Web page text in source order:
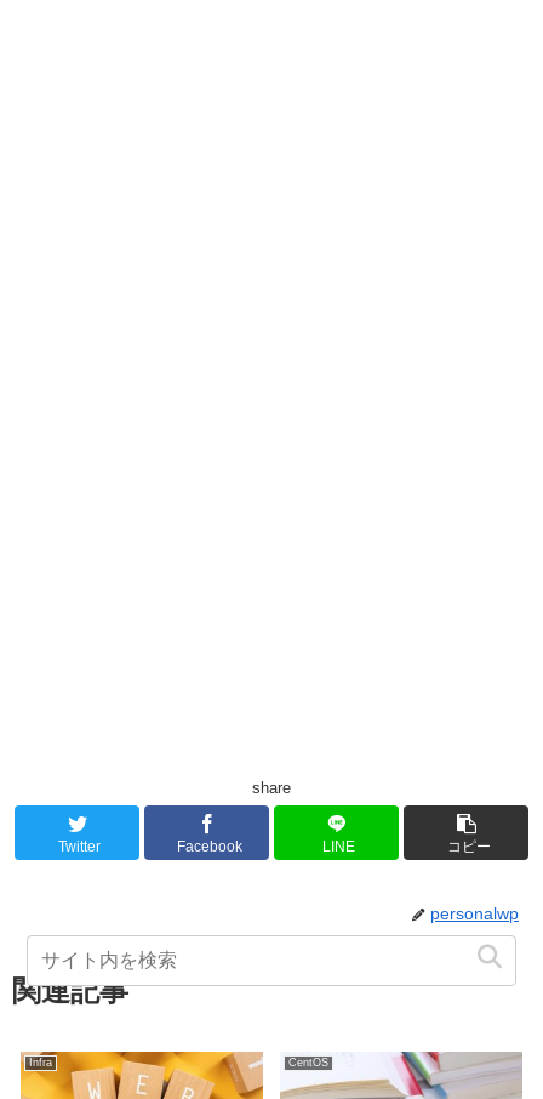
share
Twitter Facebook LINE コピー
personalwp
関連記事
Infra CentOS